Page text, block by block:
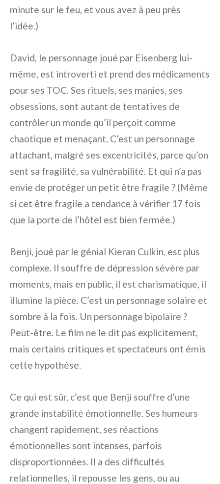
minute sur le feu, et vous avez à peu près
l’idée.)
David, le personnage joué par Eisenberg lui-
même, est introverti et prend des médicaments
pour ses TOC. Ses rituels, ses manies, ses
obsessions, sont autant de tentatives de
contrôler un monde qu’il perçoit comme
chaotique et menaçant. C’est un personnage
attachant, malgré ses excentricités, parce qu’on
sent sa fragilité, sa vulnérabilité. Et qui n’a pas
envie de protéger un petit être fragile ? (Même
si cet être fragile a tendance à vérifier 17 fois
que la porte de l’hôtel est bien fermée.)
Benji, joué par le génial Kieran Culkin, est plus
complexe. Il souffre de dépression sévère par
moments, mais en public, il est charismatique, il
illumine la pièce. C’est un personnage solaire et
sombre à la fois. Un personnage bipolaire ?
Peut-être. Le film ne le dit pas explicitement,
mais certains critiques et spectateurs ont émis
cette hypothèse.
Ce qui est sûr, c’est que Benji souffre d’une
grande instabilité émotionnelle. Ses humeurs
changent rapidement, ses réactions
émotionnelles sont intenses, parfois
disproportionnées. Il a des difficultés
relationnelles, il repousse les gens, ou au